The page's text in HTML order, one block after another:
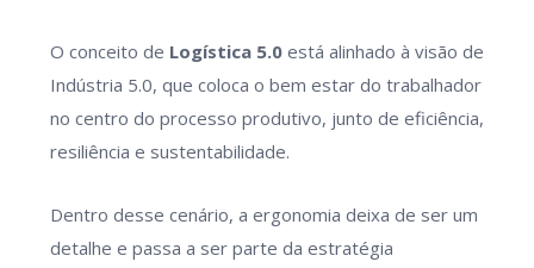
O conceito de Logística 5.0 está alinhado à visão de
Indústria 5.0, que coloca o bem estar do trabalhador
no centro do processo produtivo, junto de eficiência,
resiliência e sustentabilidade.
Dentro desse cenário, a ergonomia deixa de ser um
detalhe e passa a ser parte da estratégia